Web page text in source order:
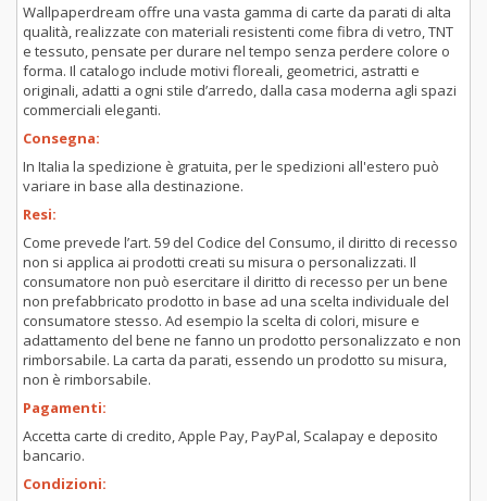
Wallpaperdream offre una vasta gamma di carte da parati di alta
qualità, realizzate con materiali resistenti come fibra di vetro, TNT
e tessuto, pensate per durare nel tempo senza perdere colore o
forma. Il catalogo include motivi floreali, geometrici, astratti e
originali, adatti a ogni stile d’arredo, dalla casa moderna agli spazi
commerciali eleganti.
Consegna:
In Italia la spedizione è gratuita, per le spedizioni all'estero può
variare in base alla destinazione.
Resi:
Come prevede l’art. 59 del Codice del Consumo, il diritto di recesso
non si applica ai prodotti creati su misura o personalizzati. Il
consumatore non può esercitare il diritto di recesso per un bene
non prefabbricato prodotto in base ad una scelta individuale del
consumatore stesso. Ad esempio la scelta di colori, misure e
adattamento del bene ne fanno un prodotto personalizzato e non
rimborsabile. La carta da parati, essendo un prodotto su misura,
non è rimborsabile.
Pagamenti:
Accetta carte di credito, Apple Pay, PayPal, Scalapay e deposito
bancario.
Condizioni: